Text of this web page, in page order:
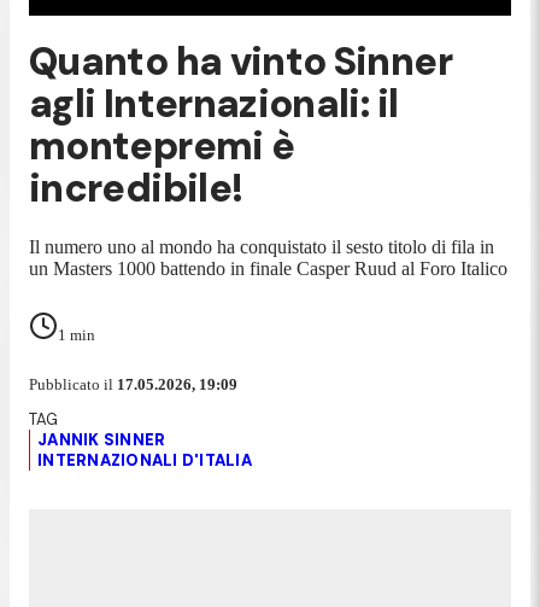
Quanto ha vinto Sinner
agli Internazionali: il
montepremi è
incredibile!
Il numero uno al mondo ha conquistato il sesto titolo di fila in
un Masters 1000 battendo in finale Casper Ruud al Foro Italico
1 min
Pubblicato il 17.05.2026, 19:09
JANNIK SINNER
INTERNAZIONALI D'ITALIA